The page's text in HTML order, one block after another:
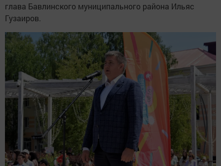
глава Бавлинского муниципального района Ильяс
Гузаиров.